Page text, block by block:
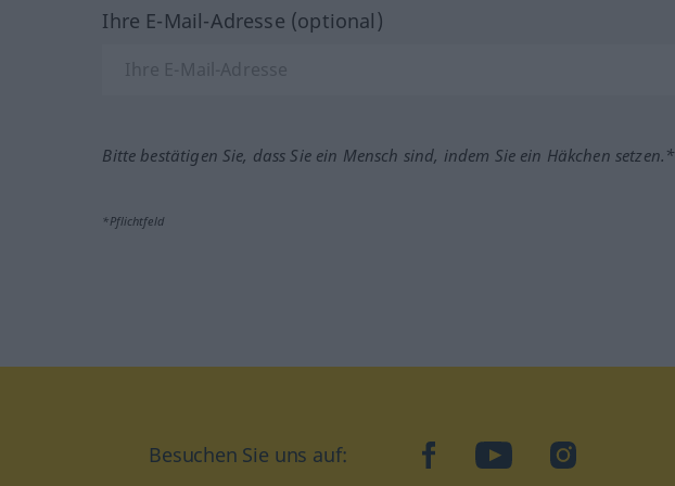
Ihre E-Mail-Adresse (optional)
Bitte bestätigen Sie, dass Sie ein Mensch sind, indem Sie ein Häkchen setzen.*
*Pflichtfeld
Besuchen Sie uns auf: facebookYouTubeInstagram